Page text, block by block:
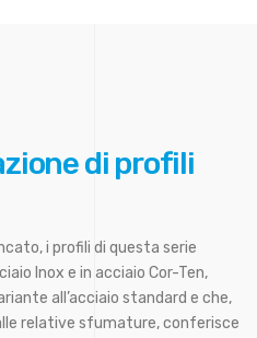
di profili
i profili di questa serie
Inox e in acciaio Cor-Ten,
all’acciaio standard e che,
relative sfumature, conferisce